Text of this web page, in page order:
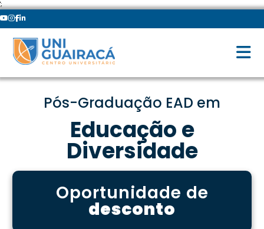
';
Pós-Graduação EAD em
Educação e
Diversidade
Oportunidade de
desconto